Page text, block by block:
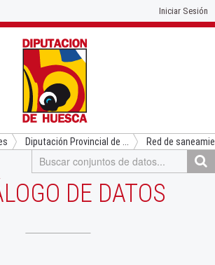
Diputación Provincial de ... Red de
Iniciar Sesión
DE DATOS